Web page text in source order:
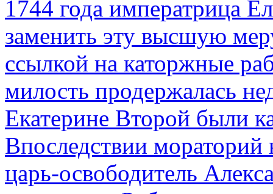
1744 года императрица
заменить эту высшую
ссылкой на каторжные
милость продержалась
Екатерине Второй были
Впоследствии мораторий
царь-освободитель